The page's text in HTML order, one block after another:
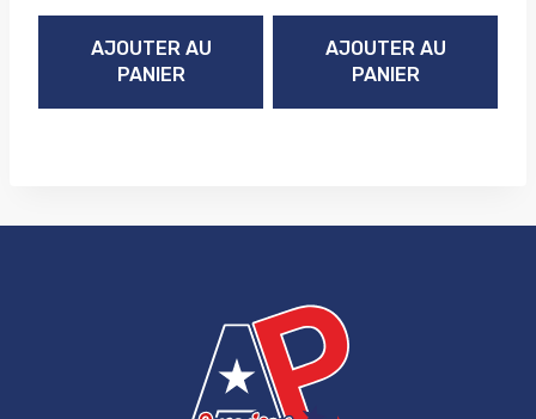
AJOUTER AU
PANIER
était :
9,99€.
est :
5,00€.
AJOUTER AU
PANIER